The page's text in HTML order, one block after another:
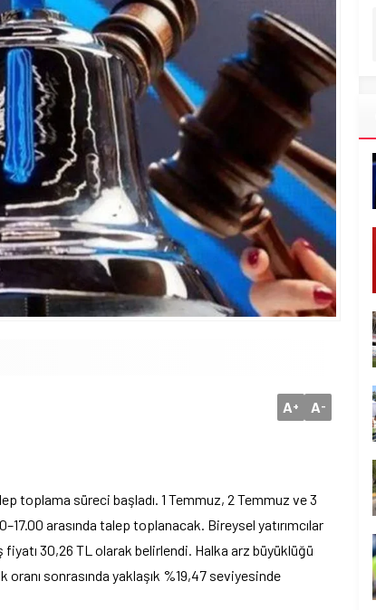
A+ A-
toplama süreci başladı. 1 Temmuz, 2 Temmuz ve 3
arasında talep toplanacak. Bireysel yatırımcılar
30,26 TL olarak belirlendi. Halka arz büyüklüğü
oranı sonrasında yaklaşık %19,47 seviyesinde